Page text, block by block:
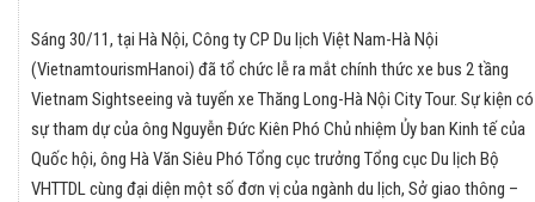
Sáng 30/11, tại Hà Nội, Công ty CP Du lịch Việt Nam-Hà Nội
(VietnamtourismHanoi) đã tổ chức lễ ra mắt chính thức xe bus 2 tầng
Vietnam Sightseeing và tuyến xe Thăng Long-Hà Nội City Tour. Sự kiện có
sự tham dự của ông Nguyễn Đức Kiên Phó Chủ nhiệm Ủy ban Kinh tế của
Quốc hội, ông Hà Văn Siêu Phó Tổng cục trưởng Tổng cục Du lịch Bộ
VHTTDL cùng đại diện một số đơn vị của ngành du lịch, Sở giao thông –